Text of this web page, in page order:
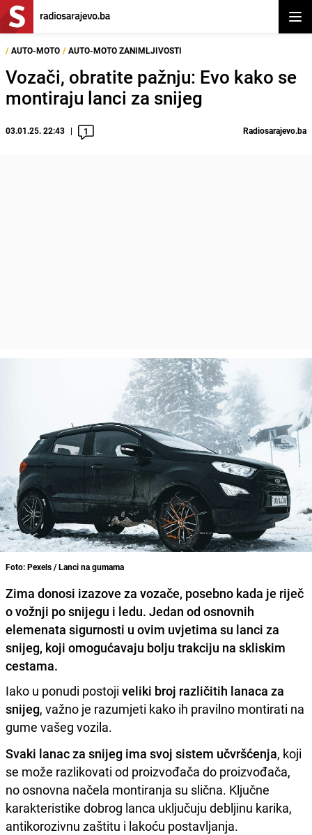
/ AUTO-MOTO / AUTO-MOTO ZANIMLJIVOSTI
Vozači, obratite pažnju: Evo kako se
montiraju lanci za snijeg
03.01.25. 22:43 1 Radiosarajevo.ba
Foto: Pexels / Lanci na gumama
Zima donosi izazove za vozače, posebno kada je riječ
o vožnji po snijegu i ledu. Jedan od osnovnih
elemenata sigurnosti u ovim uvjetima su lanci za
snijeg, koji omogućavaju bolju trakciju na skliskim
cestama.
Iako u ponudi postoji veliki broj različitih lanaca za
snijeg, važno je razumjeti kako ih pravilno montirati na
gume vašeg vozila.
Svaki lanac za snijeg ima svoj sistem učvršćenja, koji
se može razlikovati od proizvođača do proizvođača,
no osnovna načela montiranja su slična. Ključne
karakteristike dobrog lanca uključuju debljinu karika,
antikorozivnu zaštitu i lakoću postavljanja.